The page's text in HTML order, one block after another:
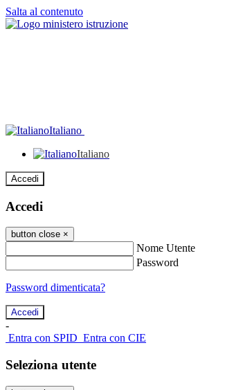
Salta al contenuto
Italiano
Italiano
Accedi
Accedi
button close ×
Nome Utente
Password
Password dimenticata?
-
Entra con SPID Entra con CIE
Seleziona utente